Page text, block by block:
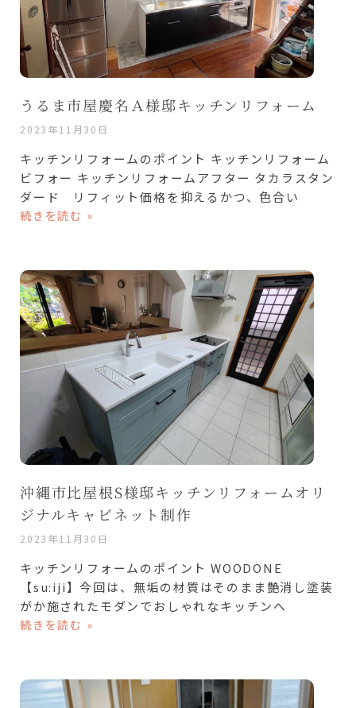
うるま市屋慶名Ａ様邸キッチンリフォーム
2023年11月30日
キッチンリフォームのポイント キッチンリフォーム
ビフォー キッチンリフォームアフター タカラスタン
ダード リフィット価格を抑えるかつ、色合い
続きを読む »
沖縄市比屋根S様邸キッチンリフォームオリ
ジナルキャビネット制作
2023年11月30日
キッチンリフォームのポイント WOODONE
【su:iji】今回は、無垢の材質はそのまま艶消し塗装
がか施されたモダンでおしゃれなキッチンへ
続きを読む »